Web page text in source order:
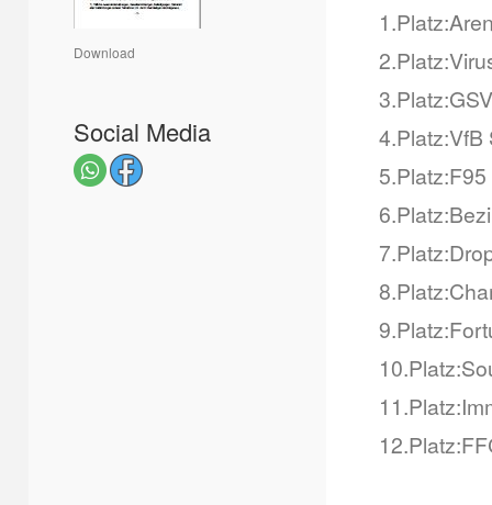
Download
Social Media
1.Platz:
2.Platz:
3.Platz:
4.Platz:VfB
5.Platz:
6.Platz:
7.Platz:
8.Platz:
9.Platz:
10.Platz:
11.Platz:
12.Platz: